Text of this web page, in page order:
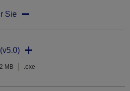
Sie
MB .exe